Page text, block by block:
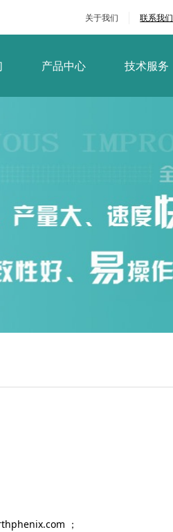
产品中心 技术服务
关于我们 联系我们
；